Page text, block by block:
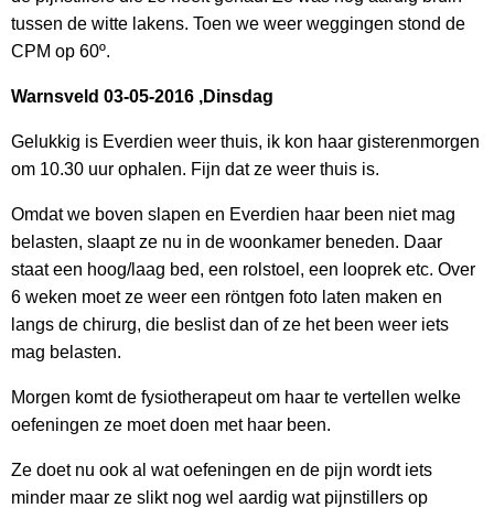
tussen de witte lakens. Toen we weer weggingen stond de
CPM op 60º.
Warnsveld 03-05-2016 ,Dinsdag
Gelukkig is Everdien weer thuis, ik kon haar gisterenmorgen
om 10.30 uur ophalen. Fijn dat ze weer thuis is.
Omdat we boven slapen en Everdien haar been niet mag
belasten, slaapt ze nu in de woonkamer beneden. Daar
staat een hoog/laag bed, een rolstoel, een looprek etc. Over
6 weken moet ze weer een röntgen foto laten maken en
langs de chirurg, die beslist dan of ze het been weer iets
mag belasten.
Morgen komt de fysiotherapeut om haar te vertellen welke
oefeningen ze moet doen met haar been.
Ze doet nu ook al wat oefeningen en de pijn wordt iets
minder maar ze slikt nog wel aardig wat pijnstillers op